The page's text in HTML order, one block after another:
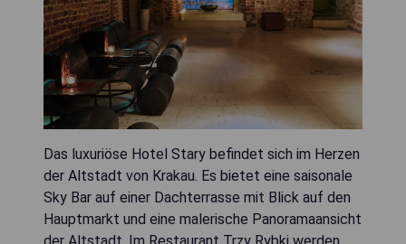
Das luxuriöse Hotel Stary befindet sich im Herzen
der Altstadt von Krakau. Es bietet eine saisonale
Sky Bar auf einer Dachterrasse mit Blick auf den
Hauptmarkt und eine malerische Panoramaansicht